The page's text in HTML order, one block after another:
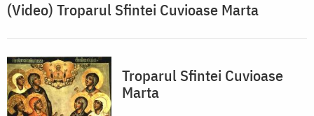
(Video) Troparul Sfintei Cuvioase Marta
Troparul Sfintei Cuvioase
Marta